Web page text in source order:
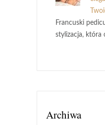
Francuski
stylizacja, która
Archiwa